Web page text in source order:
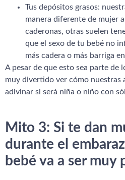
Tus depósitos grasos:
manera diferente de mujer
caderonas, otras suelen
que el sexo de tu bebé no
más cadera o más barriga
A pesar de que esto sea parte de
muy divertido ver cómo nuestras
adivinar si será niña o niño con
Mito 3: Si te dan
durante el
bebé va a ser muy